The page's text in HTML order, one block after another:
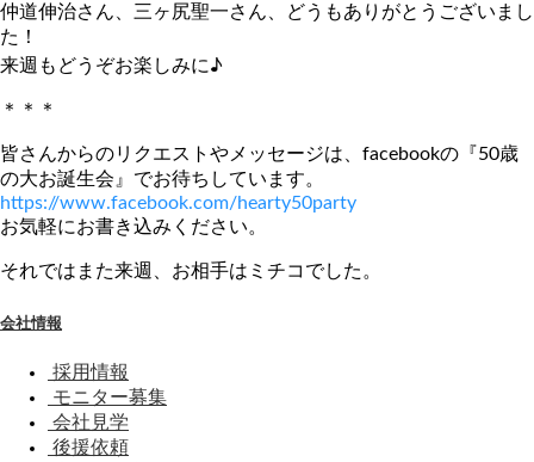
仲道伸治さん、三ヶ尻聖一さん、どうもありがとうございまし
た！
来週もどうぞお楽しみに♪
＊＊＊
皆さんからのリクエストやメッセージは、facebookの『50歳
の大お誕生会』でお待ちしています。
https://www.facebook.com/hearty50party
お気軽にお書き込みください。
それではまた来週、お相手はミチコでした。
会社情報
採用情報
モニター募集
会社見学
後援依頼